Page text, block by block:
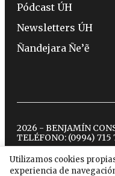
Utilizamos cookies
experiencia de
Pódcast ÚH
Newsletters ÚH
Ñandejara Ñe’ẽ
2026 - BENJAMÍN
TELÉFONO: (0994) 715